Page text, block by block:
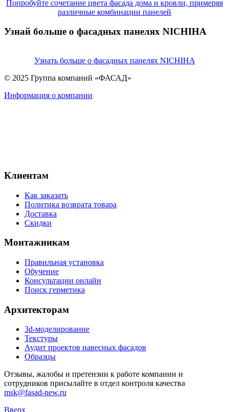
Попробуйте сочетание цвета фасада дома и кровли, примеряя
различные комбинации панелей
Узнай больше о фасадных панелях NICHIHA
Узнать больше о фасадных панелях NICHIHA
© 2025 Группа компаний «ФАСАД»
Информация о компании
Клиентам
Как заказать
Политика возврата товара
Доставка
Скидки
Монтажникам
Правильная установка
Обучение
Консультации онлайн
Поиск герметика
Архитекторам
3d-моделирование
Текстуры
Аудит проектов навесных фасадов
Образцы
Отзывы, жалобы и претензии к работе компании и
сотрудников присылайте в отдел контроля качества
msk@fasad-new.ru
Вверх